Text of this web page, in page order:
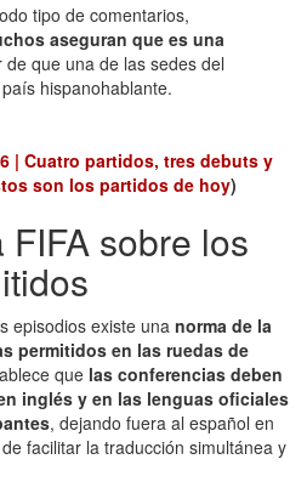
tipo de comentarios,
aseguran que es una
de que una de las sedes del
hispanohablante.
| Cuatro partidos, tres debuts y
son los partidos de hoy)
sobre los
episodios existe una norma de la
permitidos en las ruedas de
que las conferencias deben
inglés y en las lenguas oficiales
, dejando fuera al español en
facilitar la traducción simultánea y